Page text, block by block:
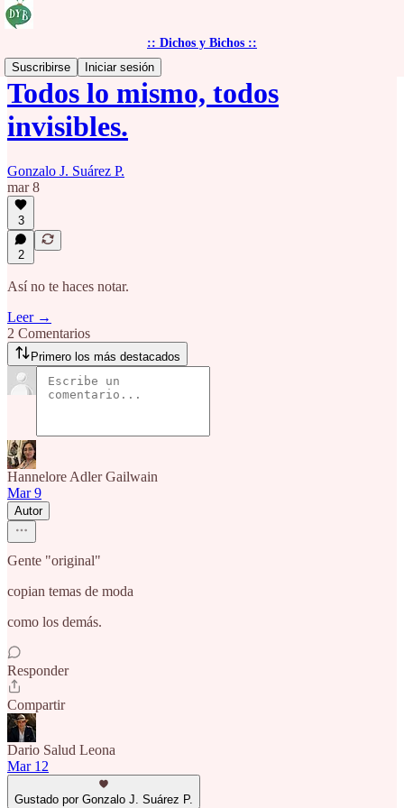
:: Dichos y Bichos ::
Suscribirse
Iniciar sesión
Todos lo mismo, todos
invisibles.
Gonzalo J. Suárez P.
mar 8
3
2
Así no te haces notar.
Leer →
2 Comentarios
Primero los más destacados
Hannelore Adler Gailwain
Mar 9
Autor
Gente "original"
copian temas de moda
como los demás.
Responder
Compartir
Dario Salud Leona
Mar 12
Gustado por Gonzalo J. Suárez P.